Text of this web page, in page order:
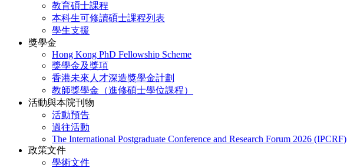
教育碩士課程
本科生可修讀碩士課程列表
學生支援
獎學金
Hong Kong PhD Fellowship Scheme
獎學金及獎項
香港未來人才深造獎學金計劃
教師獎學金（進修碩士學位課程）
活動與本院刊物
活動預告
過往活動
The International Postgraduate Conference and Research Forum 2026 (IPCRF)
政策文件
學術文件